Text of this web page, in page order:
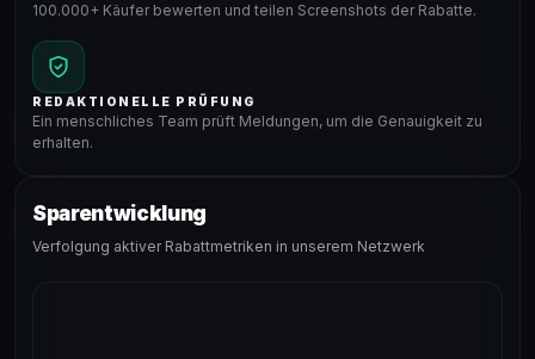
100.000+ Käufer bewerten und teilen Screenshots der Rabatte.
REDAKTIONELLE PRÜFUNG
Ein menschliches Team prüft Meldungen, um die Genauigkeit zu
erhalten.
Sparentwicklung
Verfolgung aktiver Rabattmetriken in unserem Netzwerk